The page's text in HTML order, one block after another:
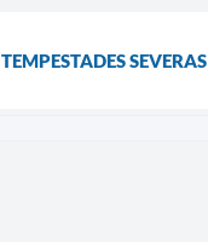
SEVERAS